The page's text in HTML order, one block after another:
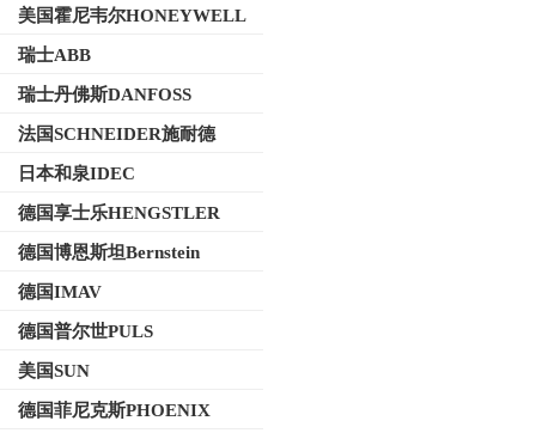
美国霍尼韦尔HONEYWELL
瑞士ABB
瑞士丹佛斯DANFOSS
法国SCHNEIDER施耐德
日本和泉IDEC
德国享士乐HENGSTLER
德国博恩斯坦Bernstein
德国IMAV
德国普尔世PULS
美国SUN
德国菲尼克斯PHOENIX